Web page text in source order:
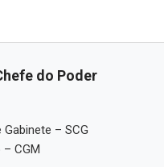
do Poder
– SCG
CGM